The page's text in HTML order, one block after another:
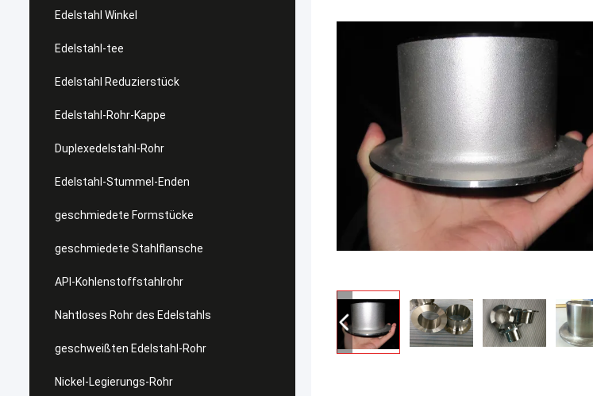
Edelstahl Winkel
Edelstahl-tee
Edelstahl Reduzierstück
Edelstahl-Rohr-Kappe
Duplexedelstahl-Rohr
Edelstahl-Stummel-Enden
geschmiedete Formstücke
geschmiedete Stahlflansche
API-Kohlenstoffstahlrohr
Nahtloses Rohr des Edelstahls
geschweißten Edelstahl-Rohr
Nickel-Legierungs-Rohr